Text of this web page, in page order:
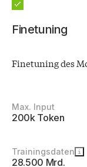
Finetuning
Finetuning des
Details
zum
Modell
Max. Input
200k Token
Trainingsdaten
28.500 Mrd.